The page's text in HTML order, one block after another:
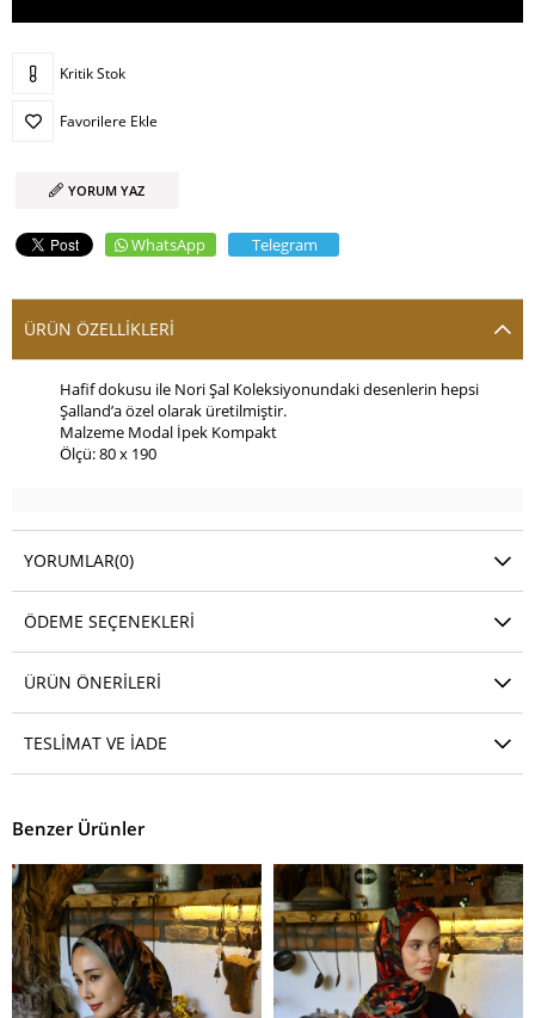
Kritik Stok
Favorilere Ekle
YORUM YAZ
WhatsApp Telegram
ÜRÜN ÖZELLIKLERI
Hafif dokusu ile Nori Şal Koleksiyonundaki desenlerin hepsi
Şalland’a özel olarak üretilmiştir.
Malzeme Modal İpek Kompakt
Ölçü: 80 x 190
YORUMLAR(0)
ÖDEME SEÇENEKLERI
ÜRÜN ÖNERILERI
TESLIMAT VE İADE
Benzer Ürünler